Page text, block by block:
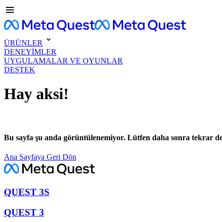
ÜRÜNLER
DENEYİMLER
UYGULAMALAR VE OYUNLAR
DESTEK
Hay aksi!
Bu sayfa şu anda görüntülenemiyor. Lütfen daha sonra tekrar
Ana Sayfaya Geri Dön
QUEST 3S
QUEST 3